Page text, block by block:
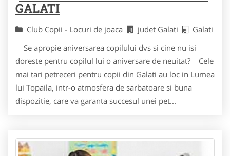
GALATI
Club Copii - Locuri de joaca judet Galati
Galati
Se apropie aniversarea copilului dvs si cine nu isi
doreste pentru copilul lui o aniversare de neuitat? Cele
mai tari petreceri pentru copii din Galati au loc in Lumea
lui Topaila, intr-o atmosfera de sarbatoare si buna
dispozitie, care va garanta succesul unei pet...